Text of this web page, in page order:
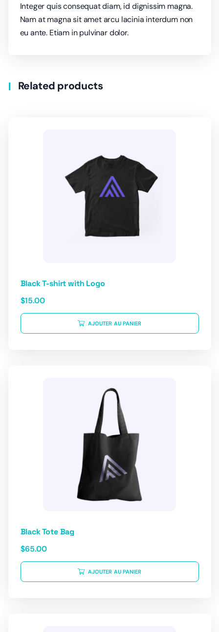
Integer quis consequat diam, id dignissim magna.
Nam at magna sit amet arcu lacinia interdum non
eu ante. Etiam in pulvinar dolor.
Related products
Black T-shirt with Logo
$15.00
AJOUTER AU PANIER
Black Tote Bag
$65.00
AJOUTER AU PANIER